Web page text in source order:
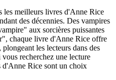
les meilleurs livres d'Anne Rice
des décennies. Des vampires
aux sorcières puissantes
chaque livre d'Anne Rice offre
les lecteurs dans des
recherchez une lecture
d'Anne Rice sont un choix